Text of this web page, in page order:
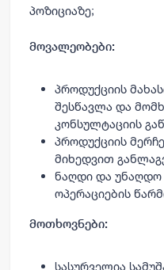
პოზიციაზე;
მოვალეობები:
პროდუქციის
შესწავლა და
კონსულტაციის
პროდუქციის
მიხედვით
ნაღდი და
ოპერაციების
მოთხოვნები:
სასურველია